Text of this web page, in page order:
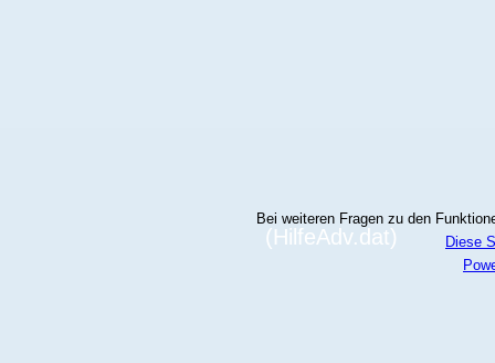
(HilfeAdv.dat)
Bei weiteren Fragen zu den
Diese